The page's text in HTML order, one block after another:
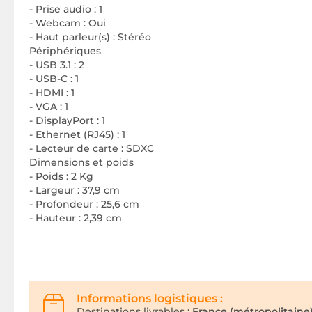
- Prise audio : 1
- Webcam : Oui
- Haut parleur(s) : Stéréo
Périphériques
- USB 3.1 : 2
- USB-C : 1
- HDMI : 1
- VGA : 1
- DisplayPort : 1
- Ethernet (RJ45) : 1
- Lecteur de carte : SDXC
Dimensions et poids
- Poids : 2 Kg
- Largeur : 37,9 cm
- Profondeur : 25,6 cm
- Hauteur : 2,39 cm
Informations logistiques :